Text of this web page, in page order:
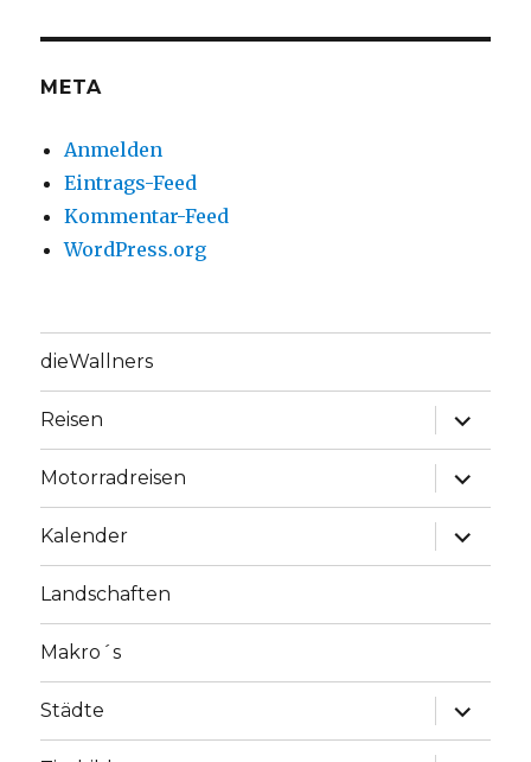
META
Anmelden
Eintrags-Feed
Kommentar-Feed
WordPress.org
dieWallners
Reisen
Motorradreisen
Kalender
Landschaften
Makro´s
Städte